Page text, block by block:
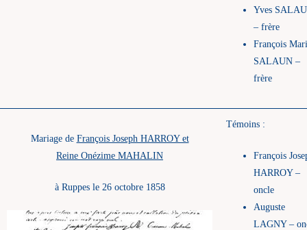
Yves
– frère
François
SALAUN –
frère
Mariage de François Joseph HARROY et
Reine Onézime MAHALIN
à Ruppes le 26 octobre 1858
Témoins :
François
HARROY –
oncle
Auguste
LAGNY –